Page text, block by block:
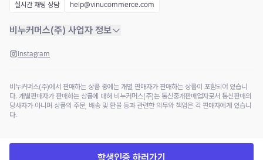
학생인증 하러가기
실시간 채팅 상담 help@vinucommerce.com
비누커머스(주) 사업자 정보
Instagram
비누커머스(주)에서 판매하는 상품 중에는 개별 판매자가 판매하는 상품이 포함되어 있습니
다. 개별판매자가 판매하는 상품에 대해 비누커머스(주)는 통신중개판매업자로서 통신판매의
당사자가 아니며 상품의 주문, 배송 및 환불 등과 관련한 의무와 책임은 각 판매자에게 있습니
다.